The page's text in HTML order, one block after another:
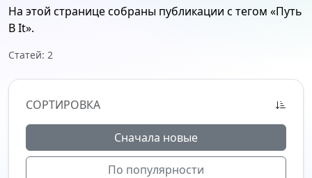
На этой странице собраны публикации с тегом «Путь
В It».
Статей: 2
СОРТИРОВКА
Сначала новые
По популярности